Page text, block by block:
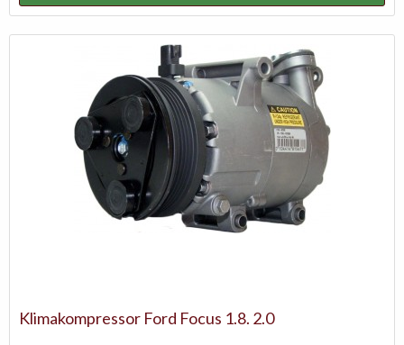
Klimakompressor Ford Focus 1.8. 2.0